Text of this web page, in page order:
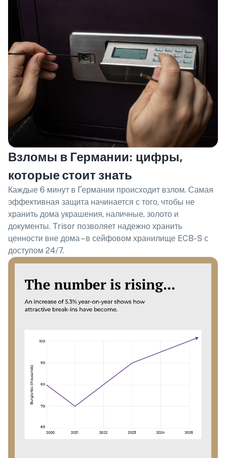
Взломы в Германии: цифры,
которые стоит знать
Каждые 6 минут в Германии происходит взлом. Самая
эффективная защита начинается с того, чтобы не
хранить дома украшения, наличные, золото и
документы. Trisor позволяет надежно хранить
ценности вне дома – в сейфовом хранилище ECB-S с
доступом 24/7.